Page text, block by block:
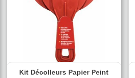
Kit Décolleurs Papier Peint